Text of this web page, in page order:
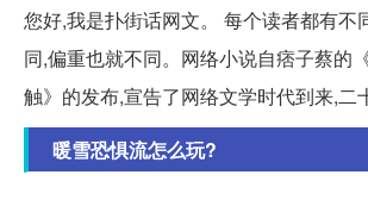
您好,我是扑街话网文。 每个读者都有不
同,偏重也就不同。网络小说自痞子蔡的
触》的发布,宣告了网络文学时代到来,二
暖雪恐惧流怎么玩?